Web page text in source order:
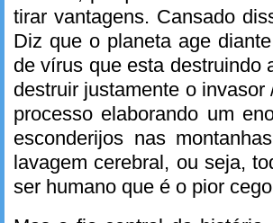
tirar vantagens. Cansado
Diz que o planeta age
de vírus que esta destruindo
destruir justamente o
processo elaborando um
esconderijos nas
lavagem cerebral, ou seja,
ser humano que é o pior